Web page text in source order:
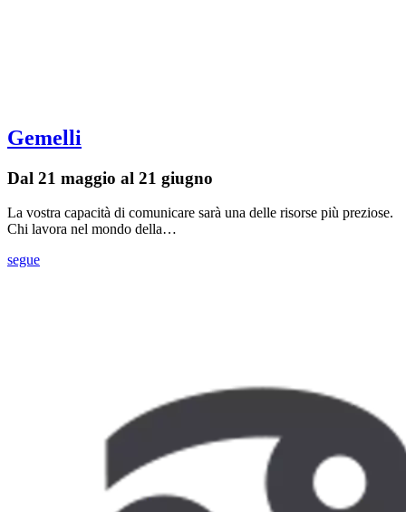
Gemelli
Dal 21 maggio al 21 giugno
La vostra capacità di comunicare sarà una delle risorse più preziose.
Chi lavora nel mondo della…
segue